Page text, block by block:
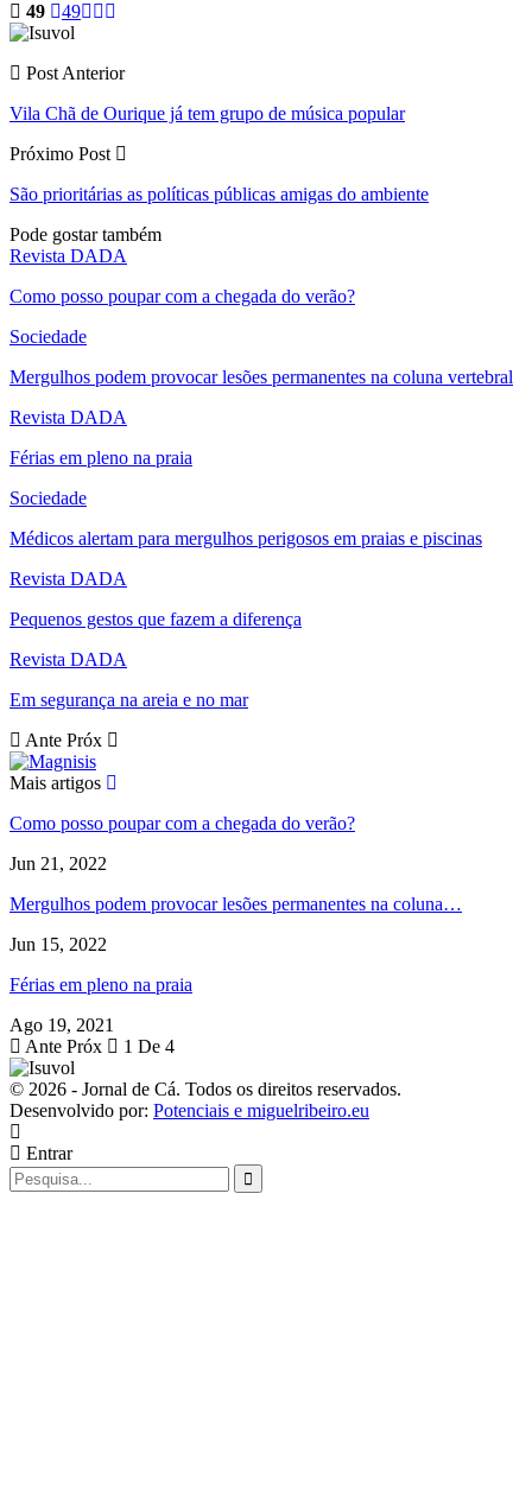
49
49
Post Anterior
Vila Chã de Ourique já tem grupo de música popular
Próximo Post
São prioritárias as políticas públicas amigas do ambiente
Pode gostar também
Revista DADA
Como posso poupar com a chegada do verão?
Sociedade
Mergulhos podem provocar lesões permanentes na coluna vertebral
Revista DADA
Férias em pleno na praia
Sociedade
Médicos alertam para mergulhos perigosos em praias e piscinas
Revista DADA
Pequenos gestos que fazem a diferença
Revista DADA
Em segurança na areia e no mar
Ante Próx
Mais artigos
Como posso poupar com a chegada do verão?
Jun 21, 2022
Mergulhos podem provocar lesões permanentes na coluna…
Jun 15, 2022
Férias em pleno na praia
Ago 19, 2021
Ante Próx 1 De 4
© 2026 - Jornal de Cá. Todos os direitos reservados.
Desenvolvido por: Potenciais e miguelribeiro.eu
Entrar